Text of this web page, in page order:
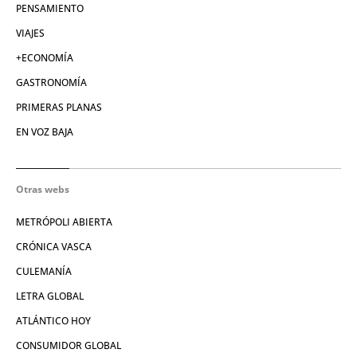
PENSAMIENTO
VIAJES
+ECONOMÍA
GASTRONOMÍA
PRIMERAS PLANAS
EN VOZ BAJA
Otras webs
METRÓPOLI ABIERTA
CRÓNICA VASCA
CULEMANÍA
LETRA GLOBAL
ATLÁNTICO HOY
CONSUMIDOR GLOBAL